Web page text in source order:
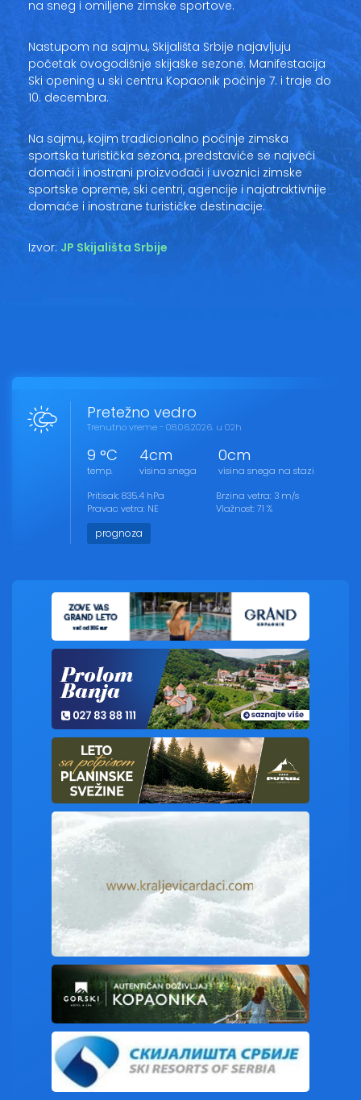
na sneg i omiljene zimske sportove.
Nastupom na sajmu, Skijališta Srbije najavljuju
početak ovogodišnje skijaške sezone. Manifestacija
Ski opening u ski centru Kopaonik počinje 7. i traje do
10. decembra.
Na sajmu, kojim tradicionalno počinje zimska
sportska turistička sezona, predstaviće se najveći
domaći i inostrani proizvođači i uvoznici zimske
sportske opreme, ski centri, agencije i najatraktivnije
domaće i inostrane turističke destinacije.
Izvor: JP Skijališta Srbije
Pretežno vedro
Trenutno vreme - 08.06.2026. u 02h
9 °C
temp.
4cm
visina snega
0cm
visina snega na stazi
Pritisak: 835.4 hPa
Pravac vetra: NE
Brzina vetra: 3 m/s
Vlažnost: 71 %
prognoza